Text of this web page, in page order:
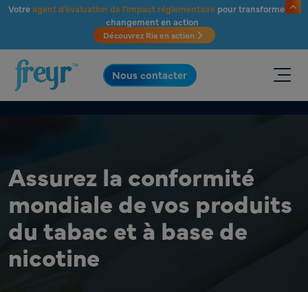
Passer au contenu principal
Votreagent d'évaluation de l'impact réglementairepour transformer le
changement en action
Découvrez Ria en action
.
Nous contacter
Assurez la conformité
mondiale de vos produits
du tabac et à base de
nicotine